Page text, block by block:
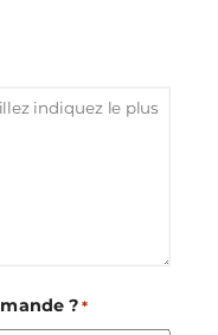
? *